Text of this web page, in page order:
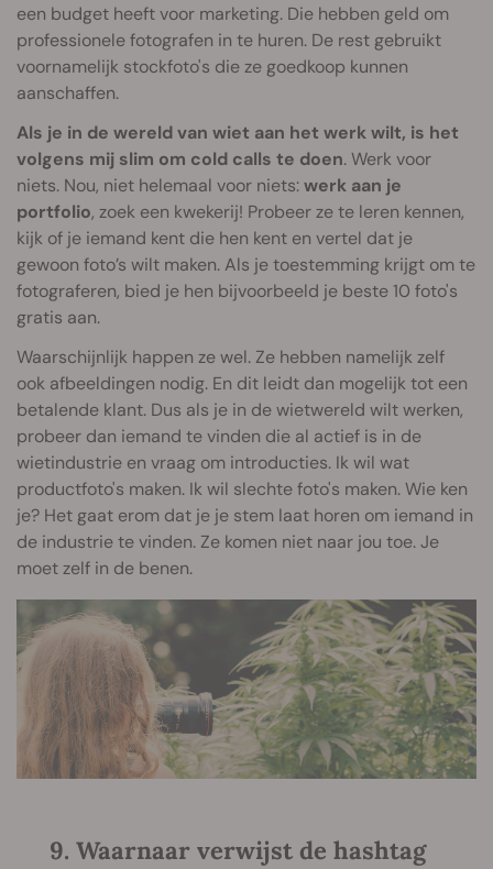
een budget heeft voor marketing. Die hebben geld om
professionele fotografen in te huren. De rest gebruikt
voornamelijk stockfoto's die ze goedkoop kunnen
aanschaffen.
Als je in de wereld van wiet aan het werk wilt, is het
volgens mij slim om cold calls te doen. Werk voor
niets. Nou, niet helemaal voor niets:werk aan je
portfolio, zoek een kwekerij! Probeer ze te leren kennen,
kijk of je iemand kent die hen kent en vertel dat je
gewoon foto’s wilt maken. Als je toestemming krijgt om te
fotograferen, bied je hen bijvoorbeeld je beste 10 foto's
gratis aan.
Waarschijnlijk happen ze wel. Ze hebben namelijk zelf
ook afbeeldingen nodig. En dit leidt dan mogelijk tot een
betalende klant. Dus als je in de wietwereld wilt werken,
probeer dan iemand te vinden die al actief is in de
wietindustrie en vraag om introducties. Ik wil wat
productfoto's maken. Ik wil slechte foto's maken. Wie ken
je? Het gaat erom dat je je stem laat horen om iemand in
de industrie te vinden. Ze komen niet naar jou toe. Je
moet zelf in de benen.
9. Waarnaar verwijst de hashtag